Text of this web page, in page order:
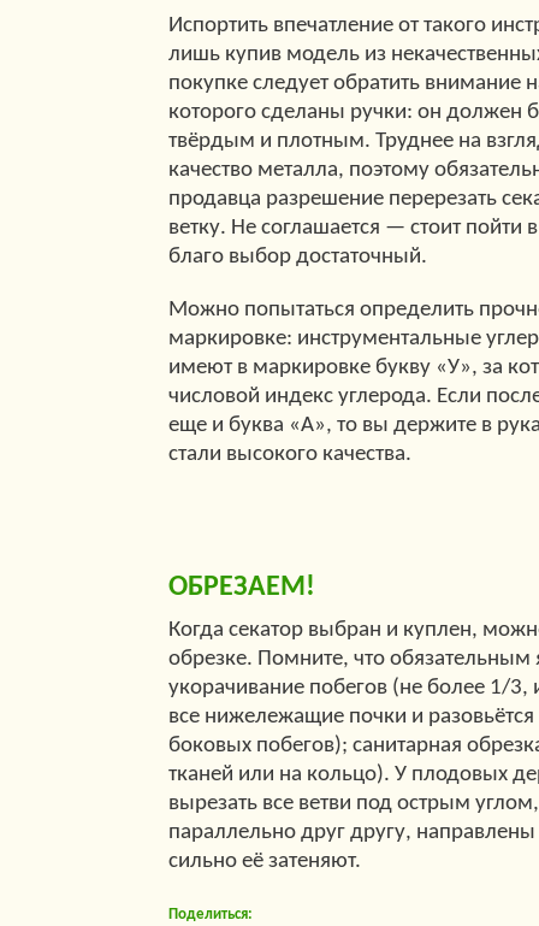
Испортить впечатление от такого
лишь купив модель из
покупке следует обратить внимание
которого сделаны ручки: он должен
твёрдым и плотным. Труднее на
качество металла, поэтому
продавца разрешение перерезать
ветку. Не соглашается — стоит пойти
благо выбор достаточный.
Можно попытаться определить
маркировке: инструментальные
имеют в маркировке букву «У», за
числовой индекс углерода. Если
еще и буква «А», то вы держите в
стали высокого качества.
ОБРЕЗАЕМ!
Когда секатор выбран и куплен,
обрезке. Помните, что обязательным
укорачивание побегов (не более 1/3,
все нижележащие почки и
боковых побегов); санитарная
тканей или на кольцо). У плодовых
вырезать все ветви под острым углом,
параллельно друг другу,
сильно её затеняют.
Поделиться: